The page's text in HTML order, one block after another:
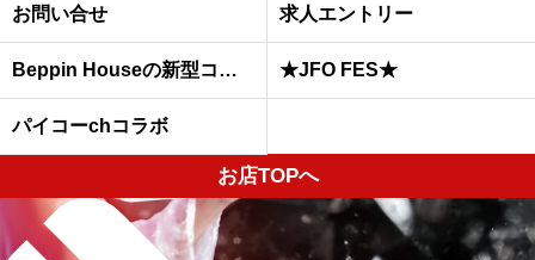
お問い合せ 求人エントリー
Beppin Houseの新型コロナウイルスへの予防対策について ★JFO FES★
パイコーchコラボ
お店TOPへ